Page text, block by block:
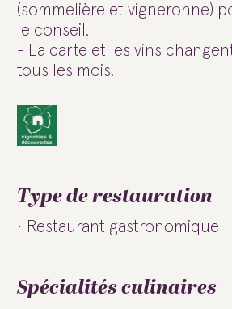
(sommelière et vigneronne)
le conseil.
- La carte et les vins
tous les mois.
Type de restauration
Restaurant gastronomique
Spécialités culinaires